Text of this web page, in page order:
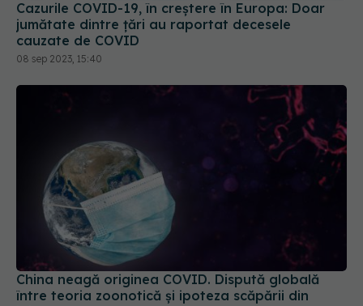
cauzate de COVID
08 sep 2023, 15:40
China neagă originea COVID. Dispută globală
între teoria zoonotică și ipoteza scăpării din
laborator
23 apr 2025, 22:38